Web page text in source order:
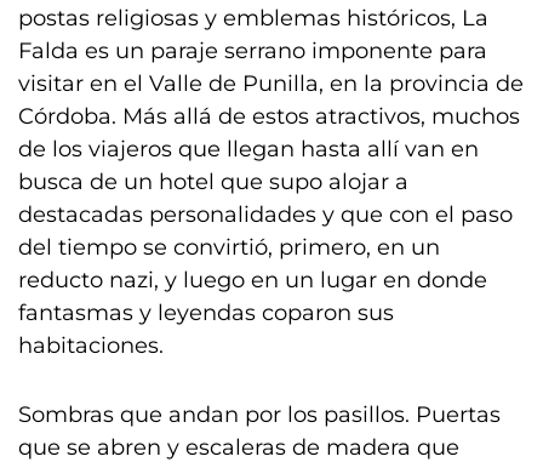
postas religiosas y emblemas históricos, La
Falda es un paraje serrano imponente para
visitar en el Valle de Punilla, en la provincia de
Córdoba. Más allá de estos atractivos, muchos
de los viajeros que llegan hasta allí van en
busca de un hotel que supo alojar a
destacadas personalidades y que con el paso
del tiempo se convirtió, primero, en un
reducto nazi, y luego en un lugar en donde
fantasmas y leyendas coparon sus
habitaciones.
Sombras que andan por los pasillos. Puertas
que se abren y escaleras de madera que